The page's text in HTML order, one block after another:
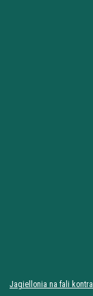
Jagiellonia na fali kontra